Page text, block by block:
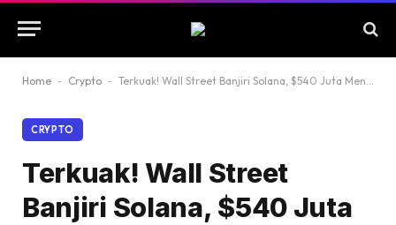
Home - Crypto - Terkuak! Wall Street Banjiri Solana, $540 Juta Mengalir Deras
CRYPTO
Terkuak! Wall Street
Banjiri Solana, $540 Juta